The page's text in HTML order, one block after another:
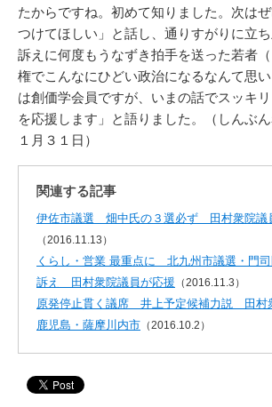
たからですね。初めて知りました。次は
つけてほしい」と話し、通りすがりに立
訴えに何度もうなずき拍手を送った若者
権でこんなにひどい政治になるなんて思
は創価学会員ですが、いまの話でスッキ
を応援します」と語りました。（しんぶ
１月３１日）
関連する記事
伊佐市議選 畑中氏の３選必ず 田村衆院議
（2016.11.13）
くらし・営業 最重点に 北九州市議選・門
訴え 田村衆院議員が応援 （2016.11.3）
原発停止貫く議席 井上予定候補力説 田村
鹿児島・薩摩川内市 （2016.10.2）